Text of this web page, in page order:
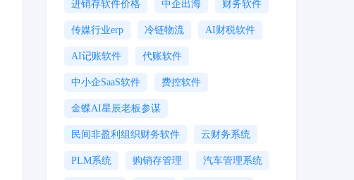
进销存软件价格 中企出海 财务软件
传媒行业erp 冷链物流 AI财税软件
AI记账软件 代账软件
中小企SaaS软件 费控软件
金蝶AI星辰老板参谋
民间非盈利组织财务软件 云财务系统
PLM系统 购销存管理 汽车管理系统